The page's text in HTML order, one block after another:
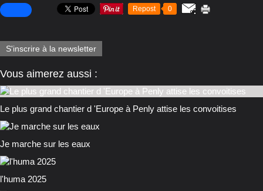
Repost 0
S'inscrire à la newsletter
Vous aimerez aussi :
Le plus grand chantier d 'Europe à Penly attise les convoitises
Je marche sur les eaux
l'huma 2025